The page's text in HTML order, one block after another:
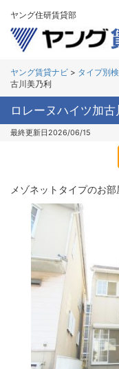
ヤング住研賃貸部
ヤング賃貸ナビ > タイプ別
古川美乃利
ロレーヌハイツ加古
最終更新日2026/06/15
メゾネットタイプのお部